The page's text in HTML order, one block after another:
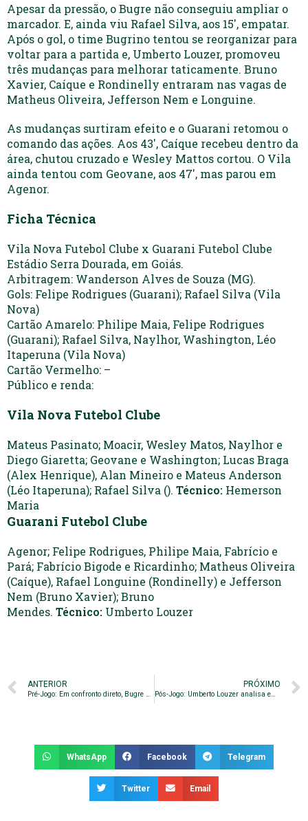
Apesar da pressão, o Bugre não conseguiu ampliar o
marcador. E, ainda viu Rafael Silva, aos 15′, empatar.
Após o gol, o time Bugrino tentou se reorganizar para
voltar para a partida e, Umberto Louzer, promoveu
três mudanças para melhorar taticamente. Bruno
Xavier, Caíque e Rondinelly entraram nas vagas de
Matheus Oliveira, Jefferson Nem e Longuine.
As mudanças surtiram efeito e o Guarani retomou o
comando das ações. Aos 43′, Caíque recebeu dentro da
área, chutou cruzado e Wesley Mattos cortou. O Vila
ainda tentou com Geovane, aos 47′, mas parou em
Agenor.
Ficha Técnica
Vila Nova Futebol Clube x Guarani Futebol Clube
Estádio Serra Dourada, em Goiás.
Arbitragem: Wanderson Alves de Souza (MG).
Gols: Felipe Rodrigues (Guarani); Rafael Silva (Vila
Nova)
Cartão Amarelo: Philipe Maia, Felipe Rodrigues
(Guarani); Rafael Silva, Naylhor, Washington, Léo
Itaperuna (Vila Nova)
Cartão Vermelho: –
Público e renda:
Vila Nova Futebol Clube
Mateus Pasinato; Moacir, Wesley Matos, Naylhor e
Diego Giaretta; Geovane e Washington; Lucas Braga
(Alex Henrique), Alan Mineiro e Mateus Anderson
(Léo Itaperuna); Rafael Silva (). Técnico: Hemerson
Maria
Guarani Futebol Clube
Agenor; Felipe Rodrigues, Philipe Maia, Fabrício e
Pará; Fabrício Bigode e Ricardinho; Matheus Oliveira
(Caíque), Rafael Longuine (Rondinelly) e Jefferson
Nem (Bruno Xavier); Bruno
Mendes. Técnico: Umberto Louzer
ANTERIOR
Pré-Jogo: Em confronto direto, Bugre enfrenta o Vila Nova nesta noite
PRÓXIMO
Pós-Jogo: Umberto Louzer analisa empate em confronto direto
WhatsApp Facebook Telegram
Twitter Email